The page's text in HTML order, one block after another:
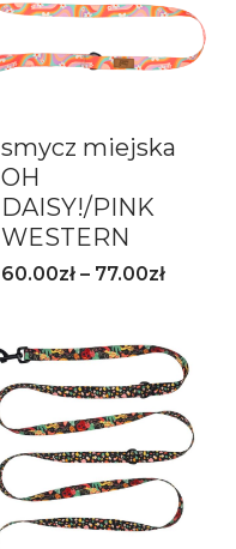
smycz miejska
OH
DAISY!/PINK
WESTERN
60.00zł – 77.00zł